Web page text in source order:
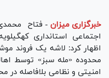
خبرگزاری میزان - فتاح
اظهار کرد: لاشه یک فروند
محدوده «مله سبز» توسط
امنیتی و نظامی بلافاصله در